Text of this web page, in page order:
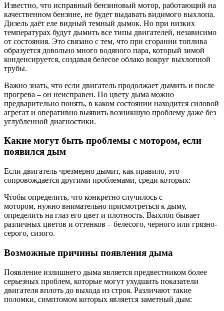
Известно, что исправный бензиновый мотор, работающий на
качественном бензине, не будет выдавать видимого выхлопа.
Дизель даёт еле видный темный дымок. Но при низких
температурах будут дымить все типы двигателей, независимо
от состояния. Это связано с тем, что при сгорании топлива
образуется довольно много водяного пара, который зимой
конденсируется, создавая белесое облако вокруг выхлопной
трубы.
Важно знать, что если двигатель продолжает дымить и после
прогрева – он неисправен. По цвету дыма можно
предварительно понять, в каком состоянии находится силовой
агрегат и оперативно выявить возникшую проблему даже без
углубленной диагностики.
Какие могут быть проблемы с мотором, если
появился дым
Если двигатель чрезмерно дымит, как правило, это
сопровождается другими проблемами, среди которых:
Чтобы определить, что конкретно случилось с
мотором, нужно внимательно присмотреться к дыму,
определить на глаз его цвет и плотность. Выхлоп бывает
различных цветов и оттенков – белесого, черного или грязно-
серого, сизого.
Возможные причины появления дыма
Появление излишнего дыма является предвестником более
серьезных проблем, которые могут ухудшить показатели
двигателя вплоть до выхода из строя. Различают такие
поломки, симптомом которых является заметный дым: